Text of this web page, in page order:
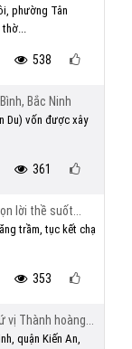
phường Tân
thờ...
538
Bắc Ninh
Du) vốn được xây
361
lời thề suốt...
trầm, tục kết chạ
353
Thành hoàng...
quận Kiến An,